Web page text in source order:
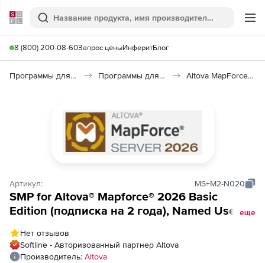
Softline
Поиск
8 (800) 200-08-60Запрос ценыИнферитБлог
Программы для программирования Программы для работы с базами данных Altova MapForce 2026
Артикул: MS+M2-N020
SMP for Altova® Mapforce® 2026 Basic
Edition (подписка на 2 года), Named Usersеще
Нет отзывов
Softline - Авторизованный партнер Altova
Производитель: Altova